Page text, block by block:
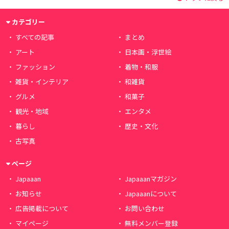
カテゴリー
すべての記事
まとめ
アート
日本画・浮世絵
ファッション
着物・和服
雑貨・インテリア
和雑貨
グルメ
和菓子
観光・地域
エンタメ
暮らし
歴史・文化
古写真
ページ
Japaaan
Japaaanマガジン
お知らせ
Japaaanについて
広告掲載について
お問い合わせ
マイページ
無料メンバー登録